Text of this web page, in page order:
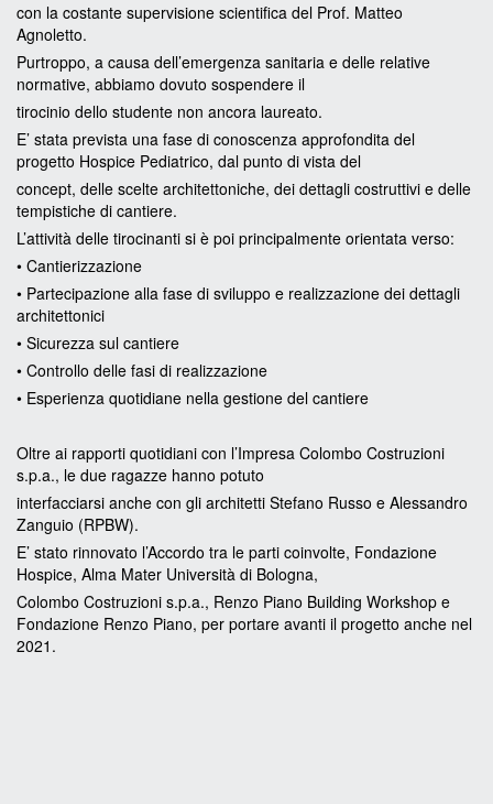
con la costante supervisione scientifica del Prof. Matteo
Agnoletto.
Purtroppo, a causa dell’emergenza sanitaria e delle relative
normative, abbiamo dovuto sospendere il
tirocinio dello studente non ancora laureato.
E’ stata prevista una fase di conoscenza approfondita del
progetto Hospice Pediatrico, dal punto di vista del
concept, delle scelte architettoniche, dei dettagli costruttivi e delle
tempistiche di cantiere.
L’attività delle tirocinanti si è poi principalmente orientata verso:
• Cantierizzazione
• Partecipazione alla fase di sviluppo e realizzazione dei dettagli
architettonici
• Sicurezza sul cantiere
• Controllo delle fasi di realizzazione
• Esperienza quotidiane nella gestione del cantiere
Oltre ai rapporti quotidiani con l’Impresa Colombo Costruzioni
s.p.a., le due ragazze hanno potuto
interfacciarsi anche con gli architetti Stefano Russo e Alessandro
Zanguio (RPBW).
E’ stato rinnovato l’Accordo tra le parti coinvolte, Fondazione
Hospice, Alma Mater Università di Bologna,
Colombo Costruzioni s.p.a., Renzo Piano Building Workshop e
Fondazione Renzo Piano, per portare avanti il progetto anche nel
2021.